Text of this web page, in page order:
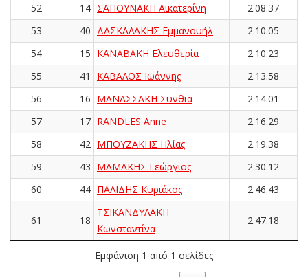
52 14 ΣΑΠΟΥΝΑΚΗ Αικατερίνη
2.08.37
53
40 ΔΑΣΚΑΛΑΚΗΣ Εμμανουήλ
2.10.05
54
15 ΚΑΝΑΒΑΚΗ Ελευθερία
2.10.23
55
41 ΚΑΒΑΛΟΣ Ιωάννης
2.13.58
56
16 ΜΑΝΑΣΣΑΚΗ Συνθια
2.14.01
57
17 RANDLES Anne
2.16.29
58
42 ΜΠΟΥΖΑΚΗΣ Ηλίας
2.19.38
59
43 ΜΑΜΑΚΗΣ Γεώργιος
2.30.12
60
44 ΠΑΛΙΔΗΣ Κυριάκος 2.46.43
61 18
ΤΣΙΚΑΝΔΥΛΑΚΗ
Κωνσταντίνα
2.47.18
Εμφάνιση 1 από 1 σελίδες